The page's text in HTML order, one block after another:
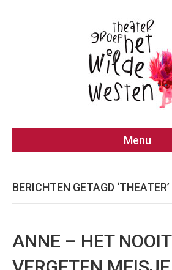
Menu
BERICHTEN GETAGD ‘THEATER’
ANNE – HET NOOIT